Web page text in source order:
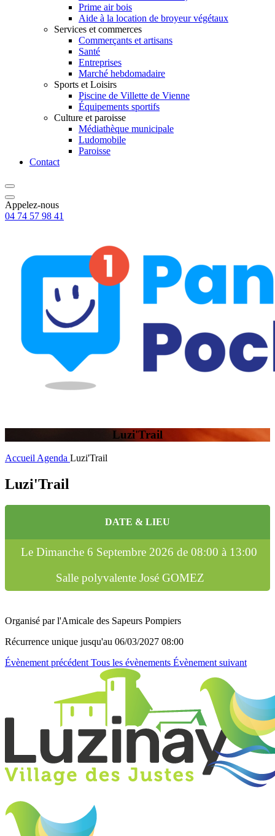
Prime air bois
Aide à la location de broyeur végétaux
Services et commerces
Commerçants et artisans
Santé
Entreprises
Marché hebdomadaire
Sports et Loisirs
Piscine de Villette de Vienne
Équipements sportifs
Culture et paroisse
Médiathèque municipale
Ludomobile
Paroisse
Contact
Appelez-nous
04 74 57 98 41
Luzi'Trail
AccueilAgenda Luzi'Trail
Luzi'Trail
DATE & LIEU
Le Dimanche 6 Septembre 2026 de 08:00 à 13:00
Salle polyvalente José GOMEZ
Organisé par l'Amicale des Sapeurs Pompiers
Récurrence unique jusqu'au 06/03/2027 08:00
Évènement précédent Tous les évènements Évènement suivant